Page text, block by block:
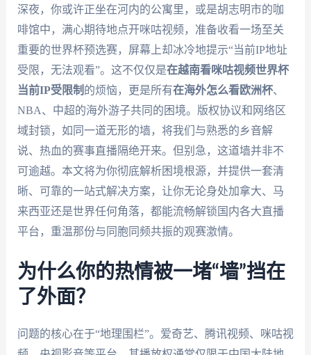
深夜，你或许正坐在河内的公寓里，或是胡志明市的咖
啡馆中，满心期待地点开咪咕视频，准备收看一场至关
重要的世界杯预选赛，屏幕上却冰冷地提示“当前IP地址
受限，无法观看”。这不仅仅是在越南看咪咕视频世界杯
当前IP受限制 的烦恼，更是所有在海外怎么看欧洲杯、
NBA、中超的海外游子共同的困境。版权协议和网络区
域封锁，如同一道无形的墙，将我们与熟悉的乡音解
说、热血的赛事直播隔绝开来。但别急，这道墙并非不
可逾越。本文将为你彻底解析困境根源，并提供一套清
晰、可靠的一站式解决方案，让你无论身处加拿大、马
来西亚还是世界任何角落，都能流畅解锁国内各大直播
平台，重温那份与同胞同频共振的观赛激情。
为什么你的热情被一堵“墙”挡在
了外面？
问题的核心在于“地理围栏”。爱奇艺、腾讯视频、咪咕视